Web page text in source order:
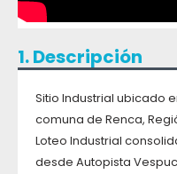
1. Descripción
Sitio Industrial ubicado
comuna de Renca,
Loteo Industrial
desde Autopista